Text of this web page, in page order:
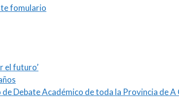
fomulario
el futuro’
Debate Académico de toda la Provincia de A